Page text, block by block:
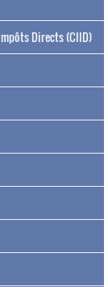
Directs (CIID)